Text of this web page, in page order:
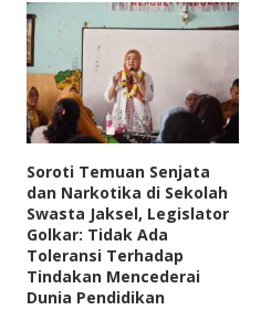
Soroti Temuan Senjata
dan Narkotika di Sekolah
Swasta Jaksel, Legislator
Golkar: Tidak Ada
Toleransi Terhadap
Tindakan Mencederai
Dunia Pendidikan